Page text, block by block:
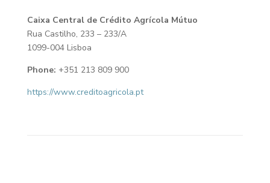
Caixa Central de Crédito Agrícola Mútuo
Rua Castilho, 233 – 233/A
1099-004 Lisboa
Phone: +351 213 809 900
https://www.creditoagricola.pt